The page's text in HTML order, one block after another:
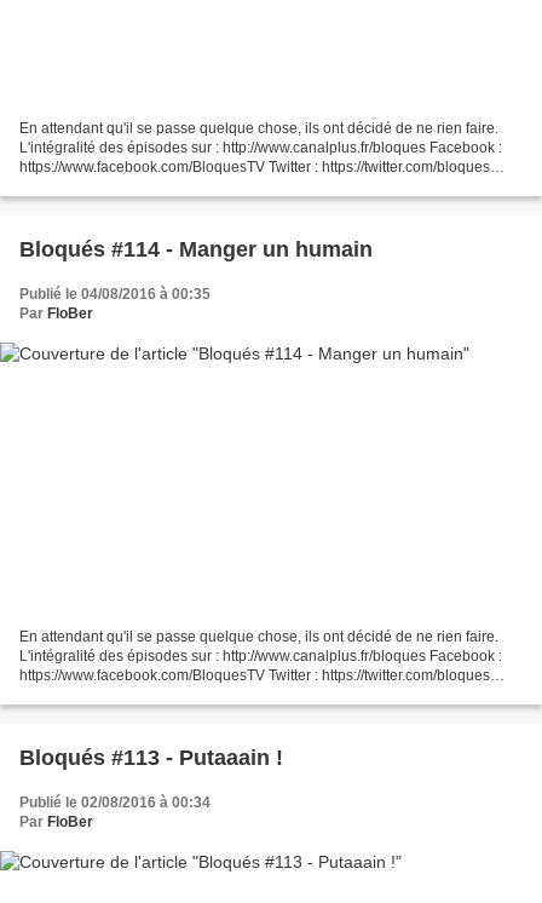
En attendant qu'il se passe quelque chose, ils ont décidé de ne rien faire.
L'intégralité des épisodes sur : http://www.canalplus.fr/bloques Facebook :
https://www.facebook.com/BloquesTV Twitter : https://twitter.com/bloques
Bloqués #114 - Manger un humain
Publié le 04/08/2016 à 00:35
Par FloBer
En attendant qu'il se passe quelque chose, ils ont décidé de ne rien faire.
L'intégralité des épisodes sur : http://www.canalplus.fr/bloques Facebook :
https://www.facebook.com/BloquesTV Twitter : https://twitter.com/bloques
Bloqués #113 - Putaaain !
Publié le 02/08/2016 à 00:34
Par FloBer